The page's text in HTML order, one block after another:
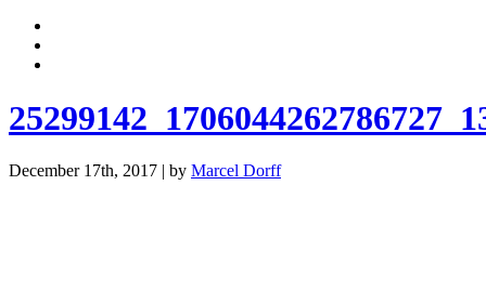
December 17th, 2017 | by Marcel Dorff